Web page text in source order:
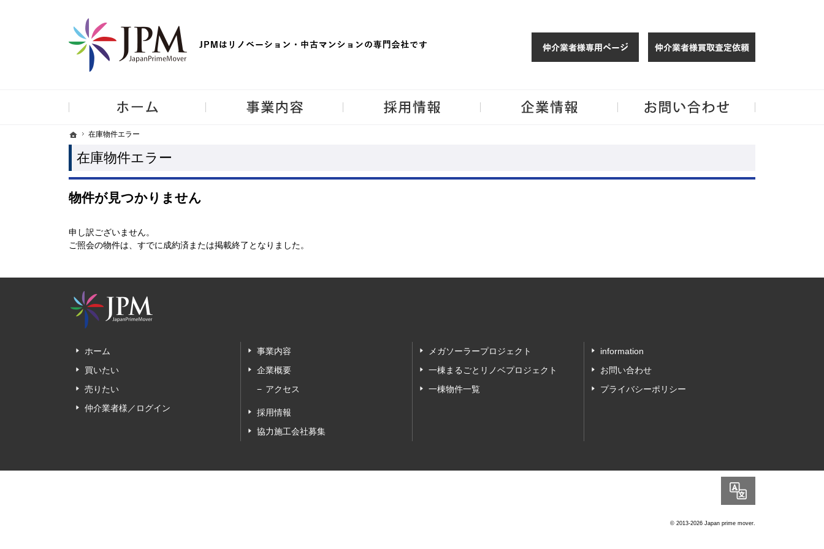
ホーム
在庫物件エラー
在庫物件エラー
物件が見つかりません
申し訳ございません。
ご照会の物件は、すでに成約済または掲載終了となりました。
ホーム
買いたい
売りたい
仲介業者様／ログイン
事業内容
企業概要
アクセス
採用情報
協力施工会社募集
メガソーラープロジェクト
一棟まるごとリノベプロジェクト
一棟物件一覧
information
お問い合わせ
プライバシーポリシー
ホーム
在庫物件エラー
© 2013-2026 Japan prime mover.